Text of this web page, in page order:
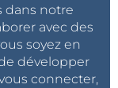
dans notre
avec des
soyez en
développer
connecter,